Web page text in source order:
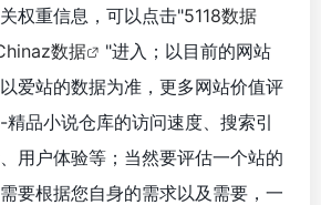
权重信息，可以点击"5118数据
数据
"进入；以目前的网站
爱站的数据为准，更多网站价值评
品小说仓库的访问速度、搜索引
用户体验等；当然要评估一个站的
要根据您自身的需求以及需要，一